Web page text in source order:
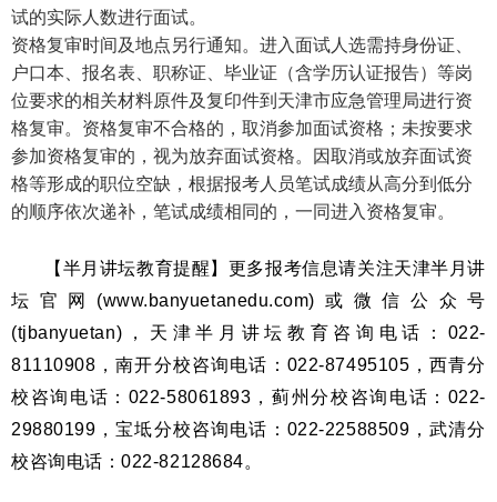
试的实际人数进行面试。
资格复审时间及地点另行通知。进入面试人选需持身份证、
户口本、报名表、职称证、毕业证（含学历认证报告）等岗
位要求的相关材料原件及复印件到天津市应急管理局进行资
格复审。资格复审不合格的，取消参加面试资格；未按要求
参加资格复审的，视为放弃面试资格。因取消或放弃面试资
格等形成的职位空缺，根据报考人员笔试成绩从高分到低分
的顺序依次递补，笔试成绩相同的，一同进入资格复审。
【半月讲坛教育提醒】 更多报考信息请关注天津半月讲
坛官网(www.banyuetanedu.com)或微信公众号
(tjbanyuetan)，天津半月讲坛教育咨询电话：022-
81110908，南开分校咨询电话：022-87495105，西青分
校咨询电话：022-58061893，蓟州分校咨询电话：022-
29880199，宝坻分校咨询电话：022-22588509，武清分
校咨询电话：022-82128684。